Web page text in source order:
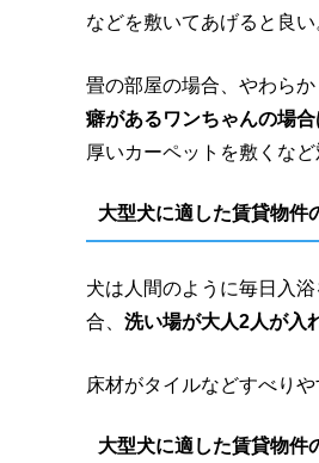
などを敷いてあげると良い
畳の部屋の場合、やわら
癖があるワンちゃんの場
厚いカーペットを敷くな
大型犬に適した賃貸物
犬は人間のように毎日入
合、 洗い場が大人2人が入
床材がタイルなどすべり
大型犬に適した賃貸物